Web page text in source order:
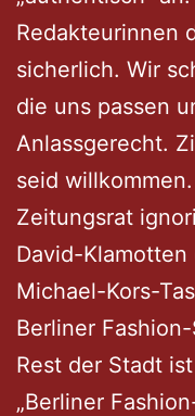
Redakteurinnen
sicherlich. Wir
die uns passen
Anlassgerecht.
seid
Zeitungsrat
David-
Michael-Kors-
Berliner
Rest der Stadt
„Berliner